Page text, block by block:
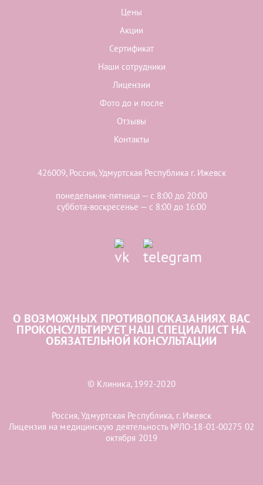
Цены
Акции
Сертификат
Наши сотрудники
Лицензии
Фото до и после
Отзывы
Контакты
426009, Россия, Удмуртская Республика г. Ижевск
понедельник-пятница — с 8:00 до 20:00
суббота-воскресенье — с 8:00 до 16:00
О ВОЗМОЖНЫХ ПРОТИВОПОКАЗАНИЯХ ВАС
ПРОКОНСУЛЬТИРУЕТ НАШ СПЕЦИАЛИСТ НА
ОБЯЗАТЕЛЬНОЙ КОНСУЛЬТАЦИИ
© Клиника, 1992-2020
Россия, Удмуртская Республика, г. Ижевск
Лицензия на медицинскую деятельность №ЛО-18-01-00275 02
октября 2019